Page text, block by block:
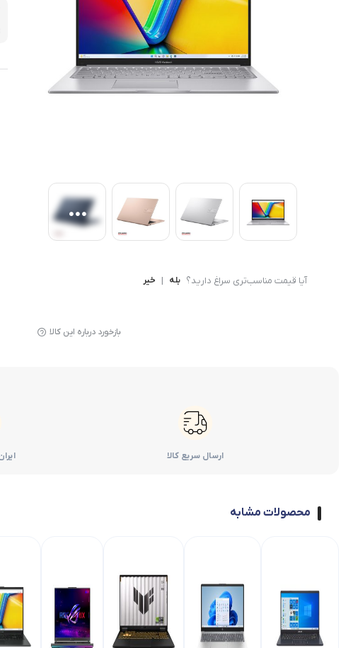
Core i9
Ryzen 3
Ryzen 5
کنسول بازی
آیا قیمت مناسب‌تری سراغ دارید؟ بله | خیر
بازخورد درباره این کالا
ارسال سریع کالا
محصولات مشابه